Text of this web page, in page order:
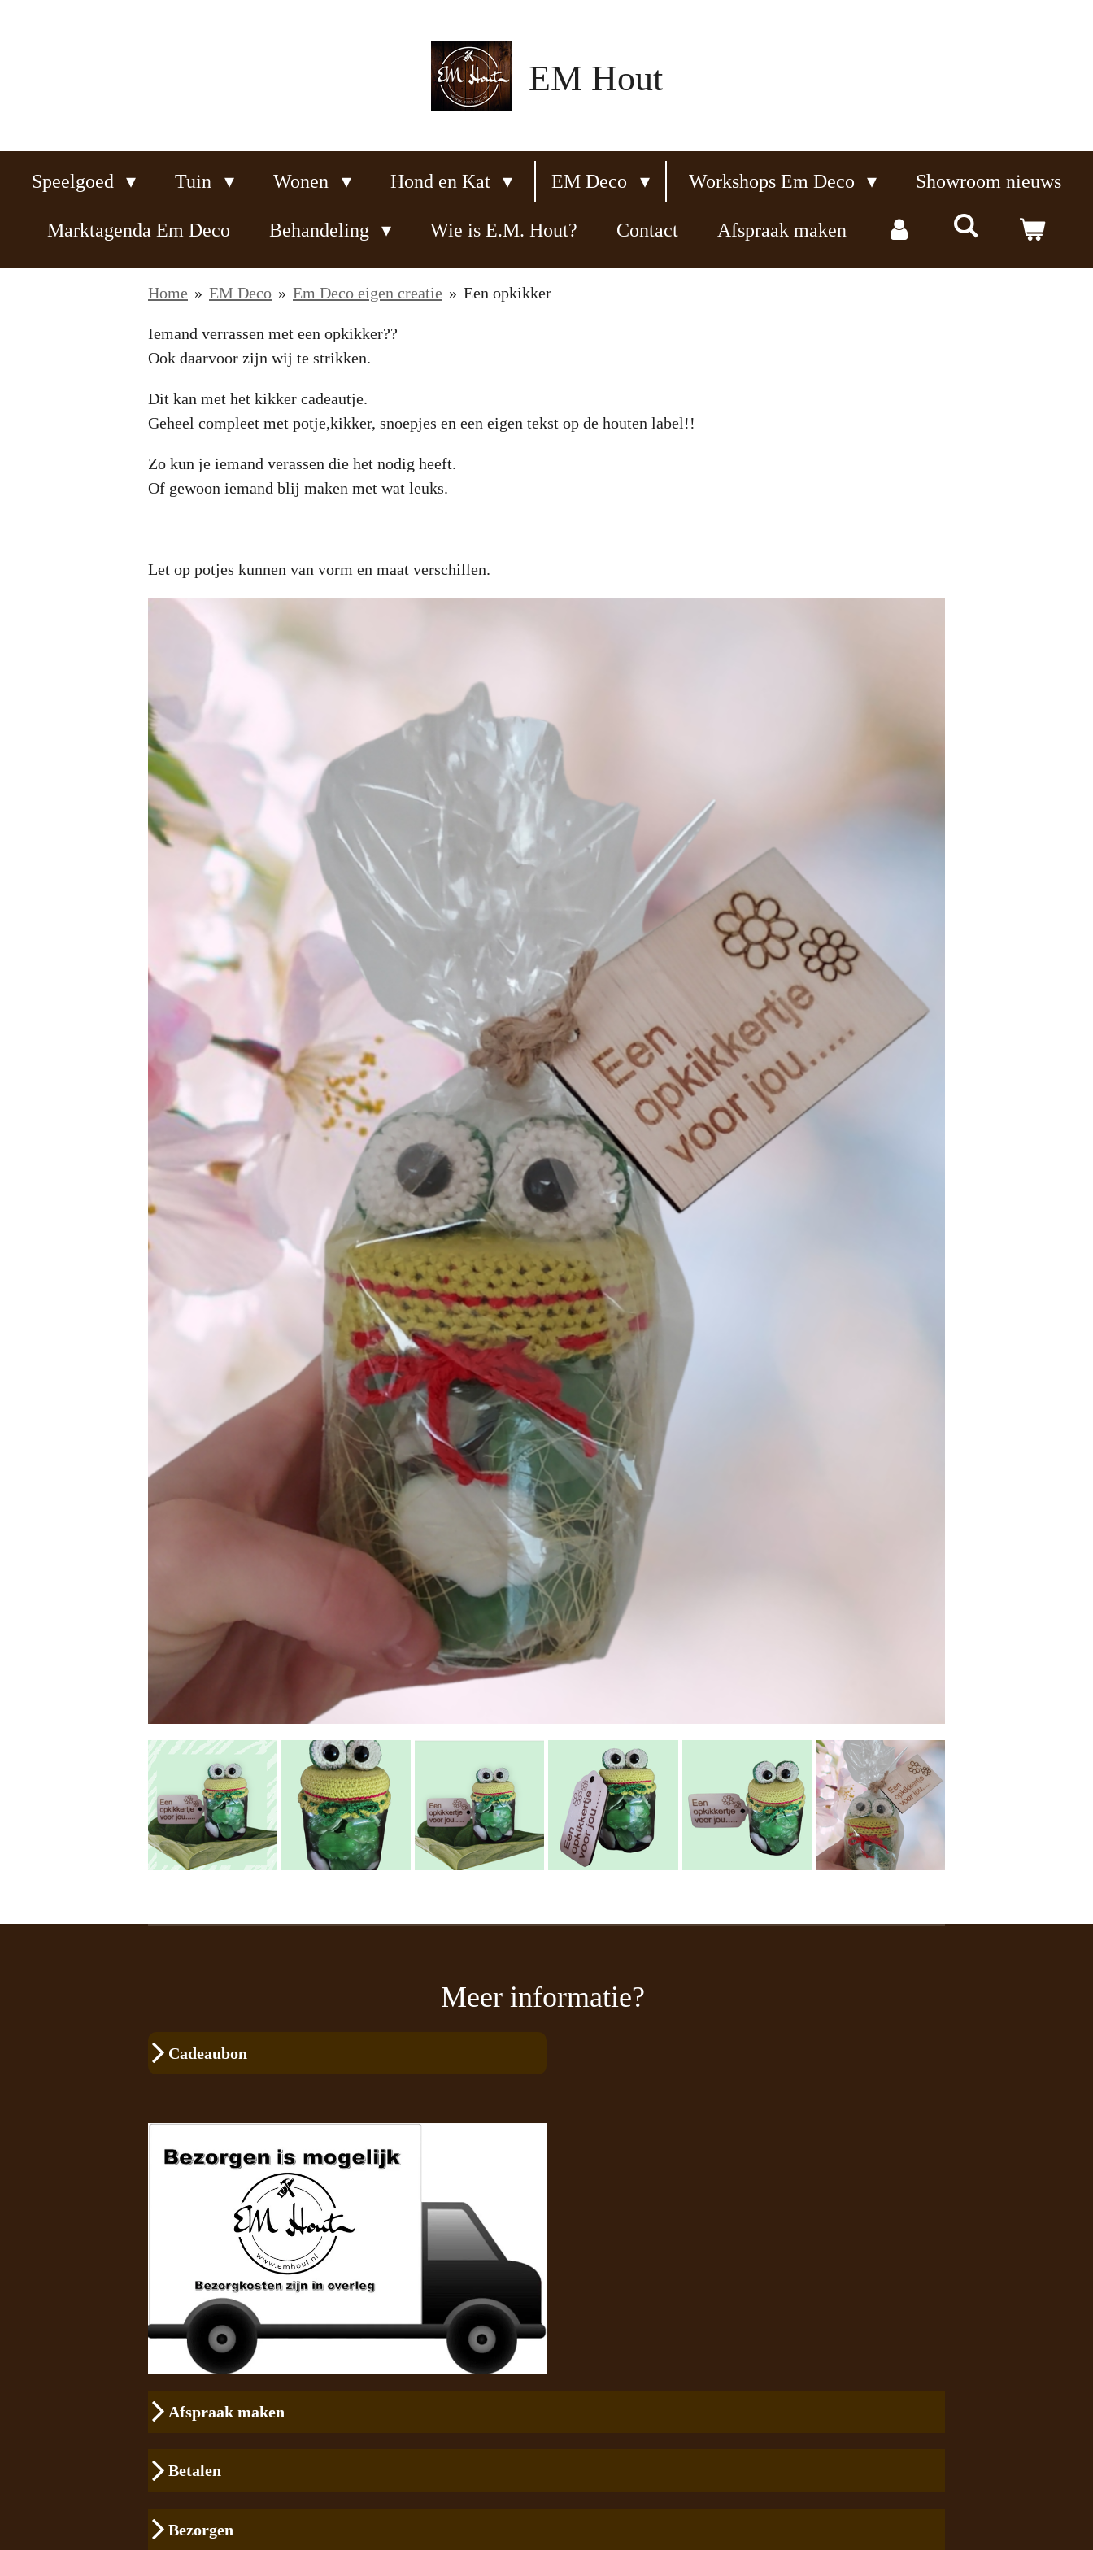
EM Hout
Speelgoed Tuin Wonen Hond en Kat EM Deco Workshops Em Deco Showroom nieuws
Marktagenda Em Deco Behandeling Wie is E.M. Hout? Contact Afspraak maken
Home » EM Deco » Em Deco eigen creatie » Een opkikker
Iemand verrassen met een opkikker??
Ook daarvoor zijn wij te strikken.
Dit kan met het kikker cadeautje.
Geheel compleet met potje,kikker, snoepjes en een eigen tekst op de houten label!!
Zo kun je iemand verassen die het nodig heeft.
Of gewoon iemand blij maken met wat leuks.
Let op potjes kunnen van vorm en maat verschillen.
Meer informatie?
Cadeaubon
Afspraak maken
Betalen
Bezorgen